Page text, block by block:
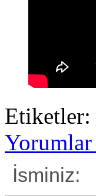
Etiketler:
Yorumlar
İsminiz: